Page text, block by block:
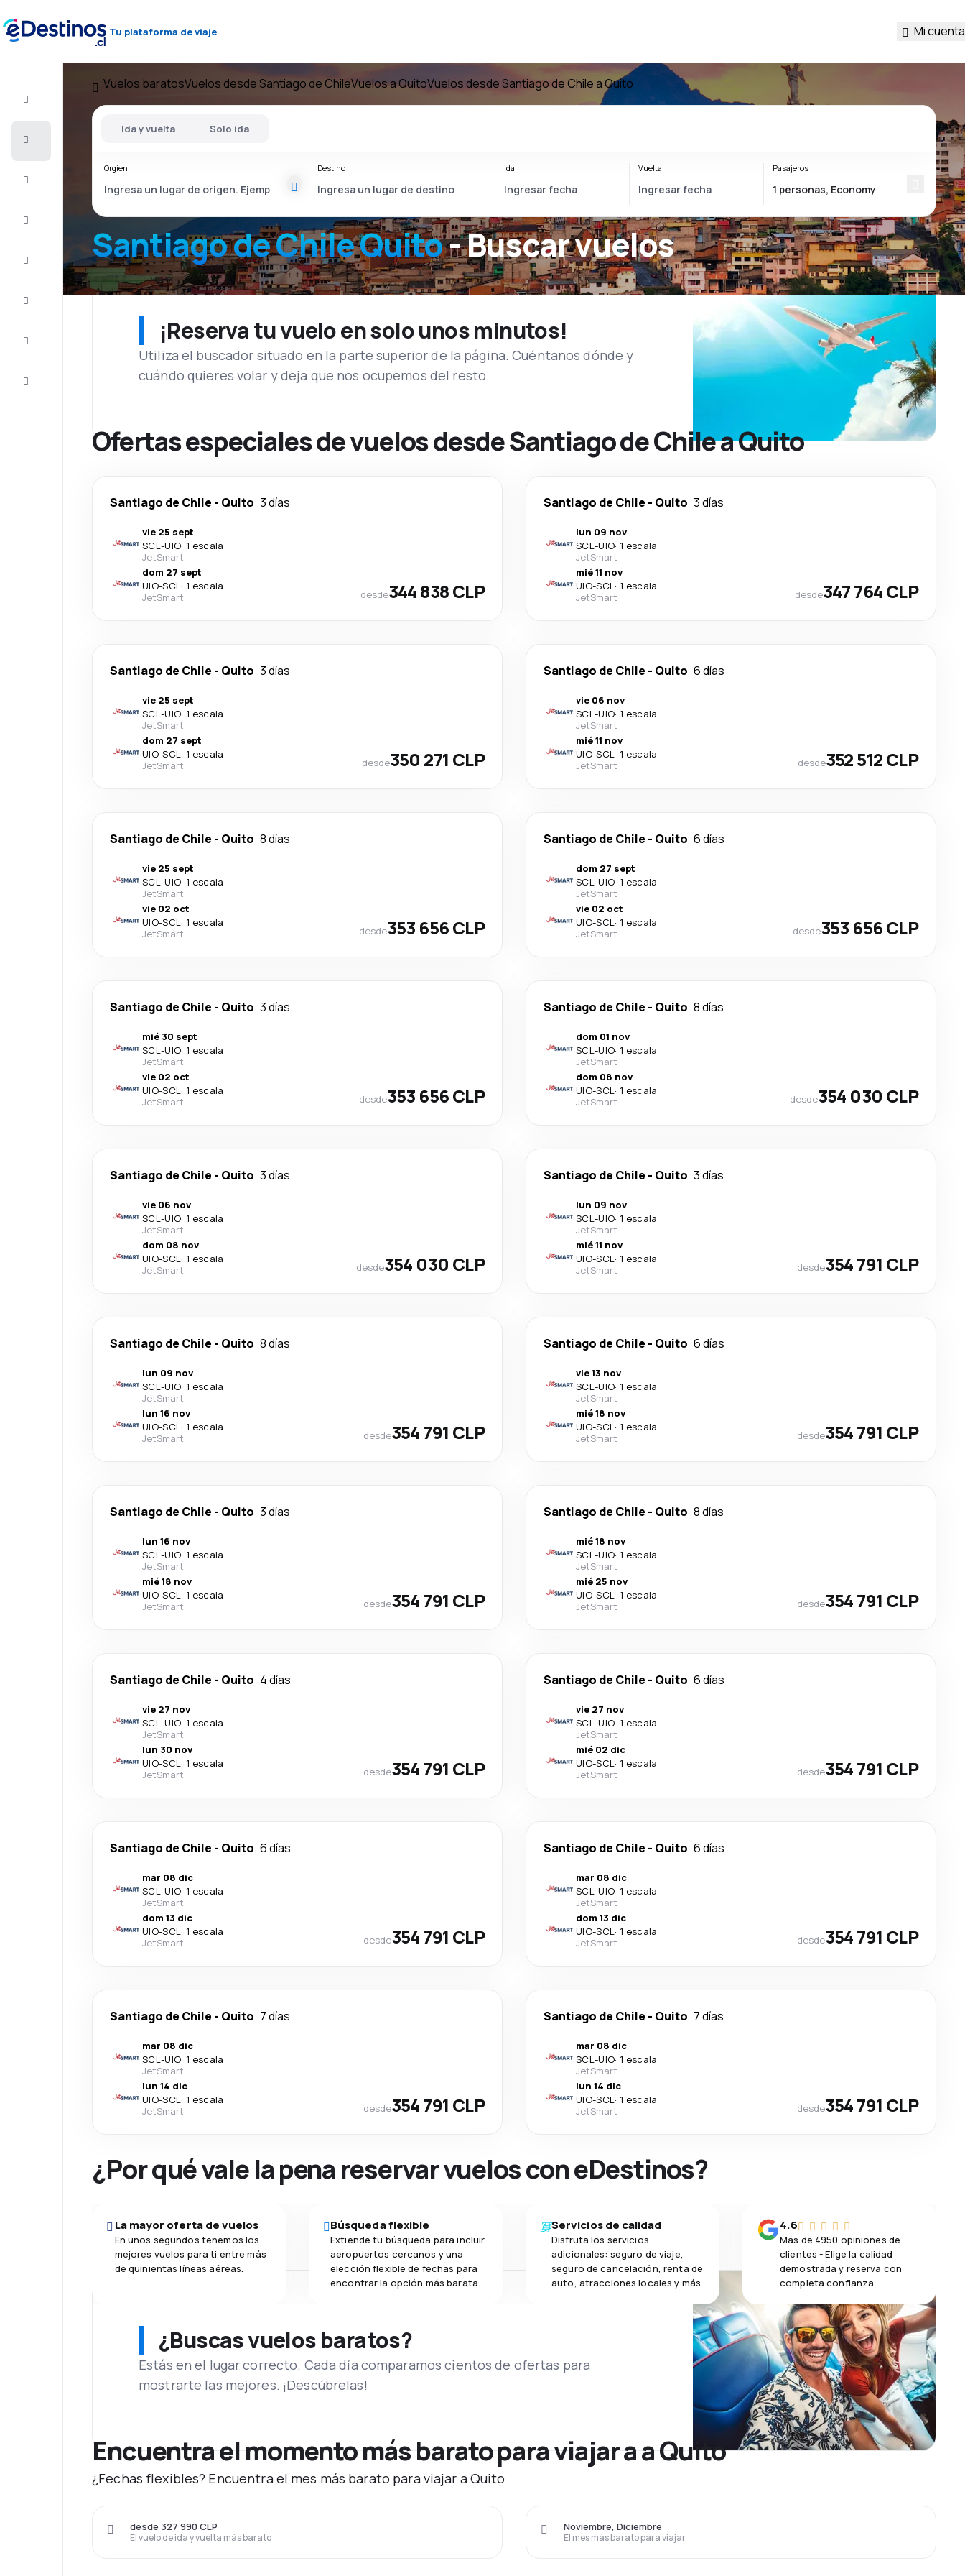
Tu plataforma de viaje Mi cuenta
Ofertas
Completa
Vuelos baratosVuelos desde Santiago de ChileVuelos a QuitoVuelos desde Santiago de Chile a Quito
Santiago de Chile Quito- Buscar vuelos
Ida y vuelta Solo ida
Orgien Destino Ida Vuelta Pasajeros
¡Reserva tu vuelo en solo unos minutos!
Utiliza el buscador situado en la parte superior de la página. Cuéntanos dónde y
cuándo quieres volar y deja que nos ocupemos del resto.
Ofertas especiales de vuelos desde Santiago de Chile a Quito
Santiago de Chile - Quito 3 días
vie 25 sept
SCL-UIO· 1 escala
JetSmart
dom 27 sept
UIO-SCL· 1 escala
JetSmart
desde344 838 CLP
Santiago de Chile - Quito 3 días
lun 09 nov
SCL-UIO· 1 escala
JetSmart
mié 11 nov
UIO-SCL· 1 escala
JetSmart
desde347 764 CLP
Santiago de Chile - Quito 3 días
vie 25 sept
SCL-UIO· 1 escala
JetSmart
dom 27 sept
UIO-SCL· 1 escala
JetSmart
desde350 271 CLP
Santiago de Chile - Quito 6 días
vie 06 nov
SCL-UIO· 1 escala
JetSmart
mié 11 nov
UIO-SCL· 1 escala
JetSmart
desde352 512 CLP
Santiago de Chile - Quito 8 días
vie 25 sept
SCL-UIO· 1 escala
JetSmart
vie 02 oct
UIO-SCL· 1 escala
JetSmart
desde353 656 CLP
Santiago de Chile - Quito 6 días
dom 27 sept
SCL-UIO· 1 escala
JetSmart
vie 02 oct
UIO-SCL· 1 escala
JetSmart
desde353 656 CLP
Santiago de Chile - Quito 3 días
mié 30 sept
SCL-UIO· 1 escala
JetSmart
vie 02 oct
UIO-SCL· 1 escala
JetSmart
desde353 656 CLP
Santiago de Chile - Quito 8 días
dom 01 nov
SCL-UIO· 1 escala
JetSmart
dom 08 nov
UIO-SCL· 1 escala
JetSmart
desde354 030 CLP
Santiago de Chile - Quito 3 días
vie 06 nov
SCL-UIO· 1 escala
JetSmart
dom 08 nov
UIO-SCL· 1 escala
JetSmart
desde354 030 CLP
Santiago de Chile - Quito 3 días
lun 09 nov
SCL-UIO· 1 escala
JetSmart
mié 11 nov
UIO-SCL· 1 escala
JetSmart
desde354 791 CLP
Santiago de Chile - Quito 8 días
lun 09 nov
SCL-UIO· 1 escala
JetSmart
lun 16 nov
UIO-SCL· 1 escala
JetSmart
desde354 791 CLP
Santiago de Chile - Quito 6 días
vie 13 nov
SCL-UIO· 1 escala
JetSmart
mié 18 nov
UIO-SCL· 1 escala
JetSmart
desde354 791 CLP
Santiago de Chile - Quito 3 días
lun 16 nov
SCL-UIO· 1 escala
JetSmart
mié 18 nov
UIO-SCL· 1 escala
JetSmart
desde354 791 CLP
Santiago de Chile - Quito 8 días
mié 18 nov
SCL-UIO· 1 escala
JetSmart
mié 25 nov
UIO-SCL· 1 escala
JetSmart
desde354 791 CLP
Santiago de Chile - Quito 4 días
vie 27 nov
SCL-UIO· 1 escala
JetSmart
lun 30 nov
UIO-SCL· 1 escala
JetSmart
desde354 791 CLP
Santiago de Chile - Quito 6 días
vie 27 nov
SCL-UIO· 1 escala
JetSmart
mié 02 dic
UIO-SCL· 1 escala
JetSmart
desde354 791 CLP
Santiago de Chile - Quito 6 días
mar 08 dic
SCL-UIO· 1 escala
JetSmart
dom 13 dic
UIO-SCL· 1 escala
JetSmart
desde354 791 CLP
Santiago de Chile - Quito 6 días
mar 08 dic
SCL-UIO· 1 escala
JetSmart
dom 13 dic
UIO-SCL· 1 escala
JetSmart
desde354 791 CLP
Santiago de Chile - Quito 7 días
mar 08 dic
SCL-UIO· 1 escala
JetSmart
lun 14 dic
UIO-SCL· 1 escala
JetSmart
desde354 791 CLP
Santiago de Chile - Quito 7 días
mar 08 dic
SCL-UIO· 1 escala
JetSmart
lun 14 dic
UIO-SCL· 1 escala
JetSmart
desde354 791 CLP
¿Por qué vale la pena reservar vuelos con eDestinos?
La mayor oferta de vuelos
En unos segundos tenemos los
mejores vuelos para ti entre más
de quinientas líneas aéreas.
Búsqueda flexible
Extiende tu búsqueda para incluir
aeropuertos cercanos y una
elección flexible de fechas para
encontrar la opción más barata.
Servicios de calidad
Disfruta los servicios
adicionales: seguro de viaje,
seguro de cancelación, renta de
auto, atracciones locales y más.
4.6
Más de 4950 opiniones de
clientes - Elige la calidad
demostrada y reserva con
completa confianza.
¿Buscas vuelos baratos?
Estás en el lugar correcto. Cada día comparamos cientos de ofertas para
mostrarte las mejores. ¡Descúbrelas!
Encuentra el momento más barato para viajar a a Quito
¿Fechas flexibles? Encuentra el mes más barato para viajar a Quito
El vuelo de ida y vuelta más barato
desde 327 990 CLP
El mes más barato para viajar
Noviembre, Diciembre